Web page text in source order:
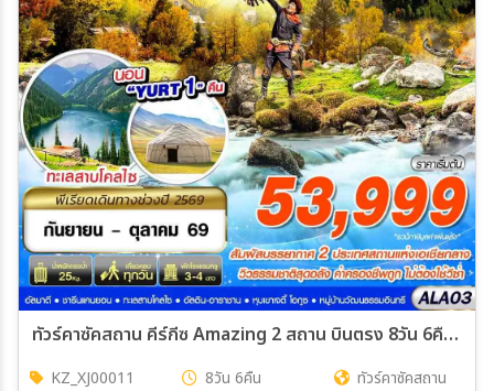
ทัวร์คาซัคสถาน คีร์กีซ Amazing 2 สถาน บินตรง 8วัน 6คืน (XJ)
KZ_XJ00011 8วัน 6คืน
ทัวร์คาซัคสถาน